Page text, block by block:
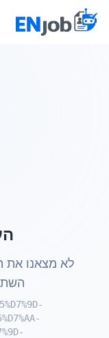
לא מצאנו את